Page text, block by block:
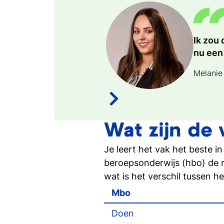
Ik zou
nu
De
Jelle
De
Claire
Ik
voelt
Ik
Maurits
Tios
goed,
Pieter
Wat zijn de
Je leert het vak het beste
beroepsonderwijs (hbo) de
wat is het verschil tussen
Mbo
Doen